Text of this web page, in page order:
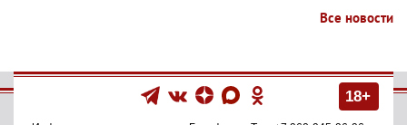
Все новости
18+